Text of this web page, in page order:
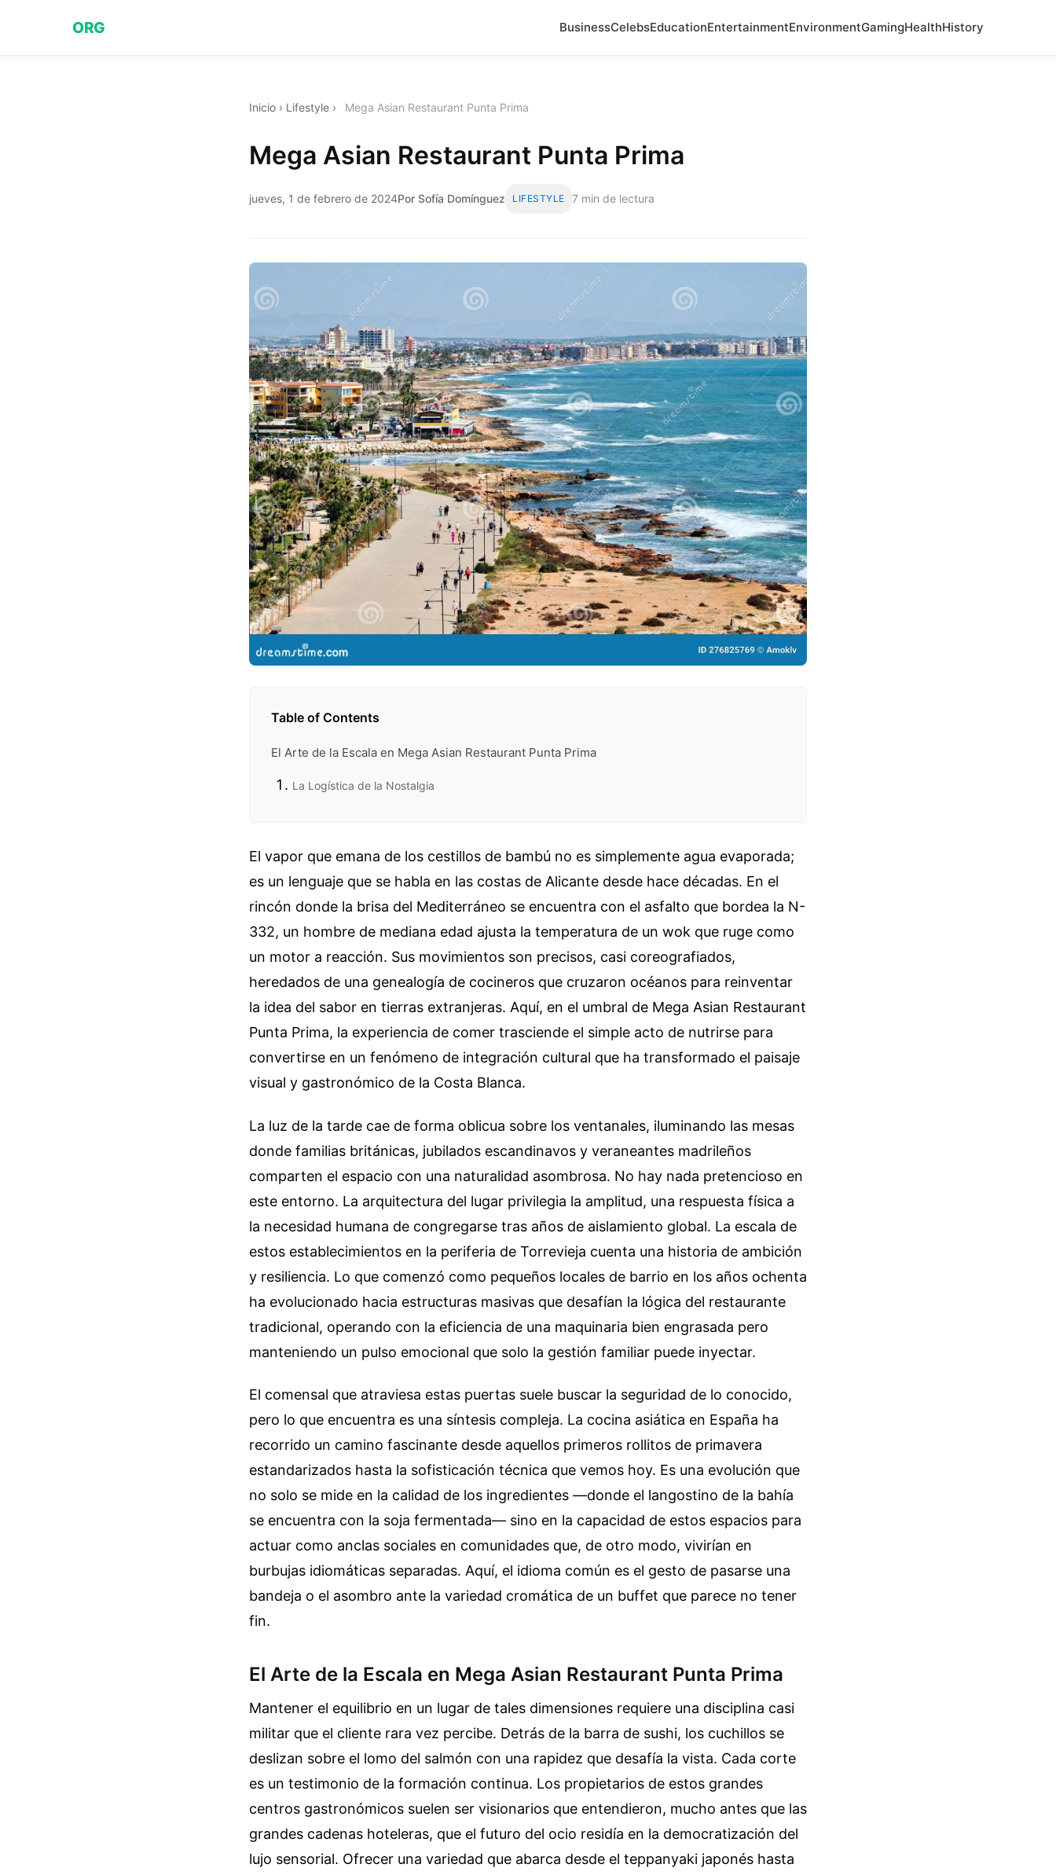
ORG BusinessCelebsEducationEntertainmentEnvironmentGamingHealthHistory
Inicio › Lifestyle › Mega Asian Restaurant Punta Prima
Mega Asian Restaurant Punta Prima
jueves, 1 de febrero de 2024Por Sofía Domínguez LIFESTYLE 7 min de lectura
Table of Contents
El Arte de la Escala en Mega Asian Restaurant Punta Prima
La Logística de la Nostalgia
El vapor que emana de los cestillos de bambú no es simplemente agua evaporada;
es un lenguaje que se habla en las costas de Alicante desde hace décadas. En el
rincón donde la brisa del Mediterráneo se encuentra con el asfalto que bordea la N-
332, un hombre de mediana edad ajusta la temperatura de un wok que ruge como
un motor a reacción. Sus movimientos son precisos, casi coreografiados,
heredados de una genealogía de cocineros que cruzaron océanos para reinventar
la idea del sabor en tierras extranjeras. Aquí, en el umbral de Mega Asian Restaurant
Punta Prima, la experiencia de comer trasciende el simple acto de nutrirse para
convertirse en un fenómeno de integración cultural que ha transformado el paisaje
visual y gastronómico de la Costa Blanca.
La luz de la tarde cae de forma oblicua sobre los ventanales, iluminando las mesas
donde familias británicas, jubilados escandinavos y veraneantes madrileños
comparten el espacio con una naturalidad asombrosa. No hay nada pretencioso en
este entorno. La arquitectura del lugar privilegia la amplitud, una respuesta física a
la necesidad humana de congregarse tras años de aislamiento global. La escala de
estos establecimientos en la periferia de Torrevieja cuenta una historia de ambición
y resiliencia. Lo que comenzó como pequeños locales de barrio en los años ochenta
ha evolucionado hacia estructuras masivas que desafían la lógica del restaurante
tradicional, operando con la eficiencia de una maquinaria bien engrasada pero
manteniendo un pulso emocional que solo la gestión familiar puede inyectar.
El comensal que atraviesa estas puertas suele buscar la seguridad de lo conocido,
pero lo que encuentra es una síntesis compleja. La cocina asiática en España ha
recorrido un camino fascinante desde aquellos primeros rollitos de primavera
estandarizados hasta la sofisticación técnica que vemos hoy. Es una evolución que
no solo se mide en la calidad de los ingredientes —donde el langostino de la bahía
se encuentra con la soja fermentada— sino en la capacidad de estos espacios para
actuar como anclas sociales en comunidades que, de otro modo, vivirían en
burbujas idiomáticas separadas. Aquí, el idioma común es el gesto de pasarse una
bandeja o el asombro ante la variedad cromática de un buffet que parece no tener
fin.
El Arte de la Escala en Mega Asian Restaurant Punta Prima
Mantener el equilibrio en un lugar de tales dimensiones requiere una disciplina casi
militar que el cliente rara vez percibe. Detrás de la barra de sushi, los cuchillos se
deslizan sobre el lomo del salmón con una rapidez que desafía la vista. Cada corte
es un testimonio de la formación continua. Los propietarios de estos grandes
centros gastronómicos suelen ser visionarios que entendieron, mucho antes que las
grandes cadenas hoteleras, que el futuro del ocio residía en la democratización del
lujo sensorial. Ofrecer una variedad que abarca desde el teppanyaki japonés hasta